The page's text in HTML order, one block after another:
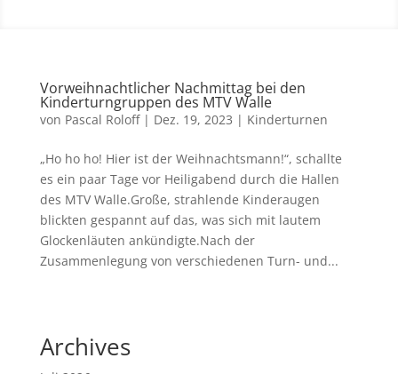
Vorweihnachtlicher Nachmittag bei den
Kinderturngruppen des MTV Walle
von Pascal Roloff| Dez. 19, 2023 | Kinderturnen
„Ho ho ho! Hier ist der Weihnachtsmann!“, schallte
es ein paar Tage vor Heiligabend durch die Hallen
des MTV Walle.Große, strahlende Kinderaugen
blickten gespannt auf das, was sich mit lautem
Glockenläuten ankündigte.Nach der
Zusammenlegung von verschiedenen Turn- und...
Archives